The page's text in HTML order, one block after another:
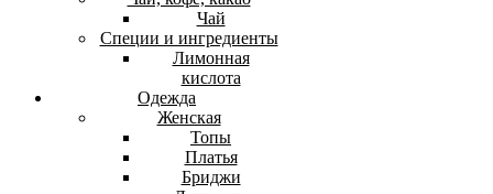
Чай
Специи и ингредиенты
Лимонная
кислота
Одежда
Женская
Топы
Платья
Бриджи